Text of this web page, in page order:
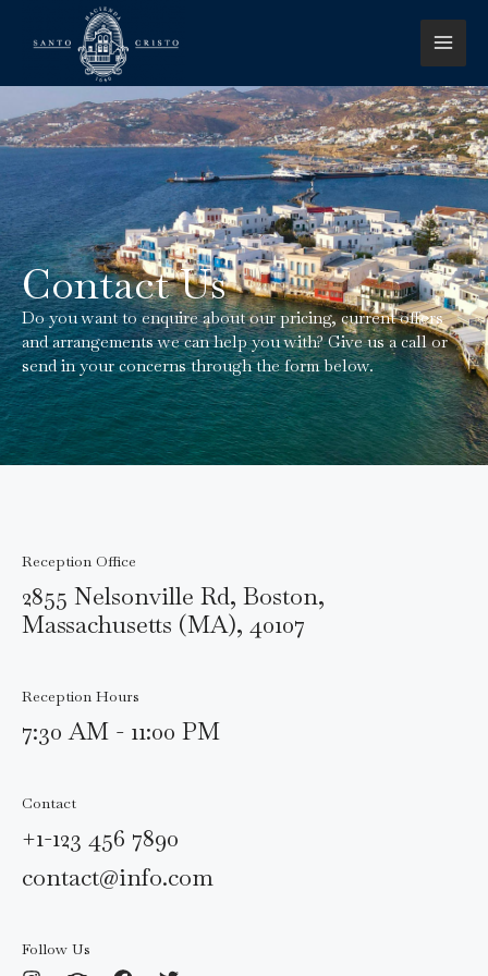
Contact Us
Do you want to enquire about our pricing, current offers
and arrangements we can help you with? Give us a call or
send in your concerns through the form below.
Reception Office
2855 Nelsonville Rd, Boston,
Massachusetts (MA), 40107
Reception Hours
7:30 AM - 11:00 PM
Contact
+1-123 456 7890
contact@info.com
Follow Us